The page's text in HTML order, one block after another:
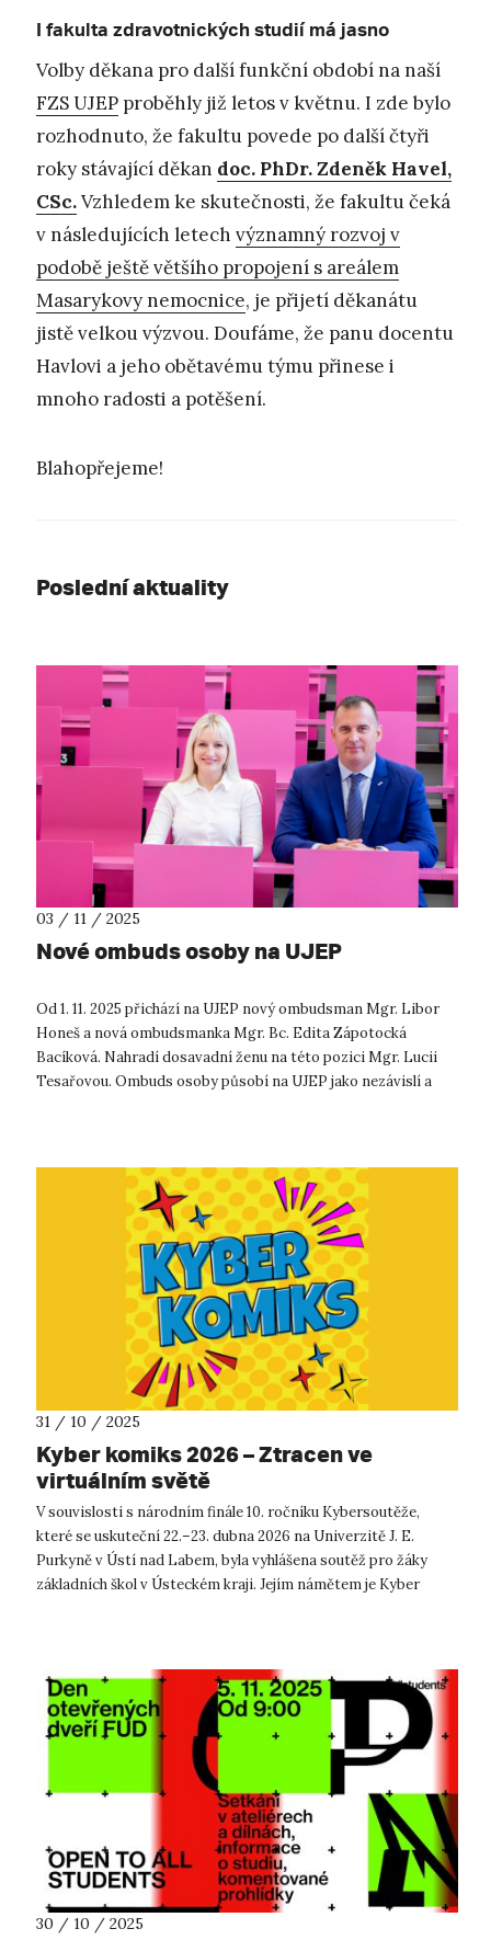
I fakulta zdravotnických studií má jasno
Volby děkana pro další funkční období na naší
FZS UJEP proběhly již letos v květnu. I zde bylo
rozhodnuto, že fakultu povede po další čtyři
roky stávající děkan doc. PhDr. Zdeněk Havel,
CSc.Vzhledem ke skutečnosti, že fakultu čeká
v následujících letech významný rozvoj v
podobě ještě většího propojení s areálem
Masarykovy nemocnice, je přijetí děkanátu
jistě velkou výzvou. Doufáme, že panu docentu
Havlovi a jeho obětavému týmu přinese i
mnoho radosti a potěšení.
Blahopřejeme!
Poslední aktuality
03 / 11 / 2025
Nové ombuds osoby na UJEP
Od 1. 11. 2025 přichází na UJEP nový ombudsman Mgr. Libor
Honeš a nová ombudsmanka Mgr. Bc. Edita Zápotocká
Bacíková. Nahradí dosavadní ženu na této pozici Mgr. Lucii
Tesařovou. Ombuds osoby působí na UJEP jako nezávislí a
31 / 10 / 2025
Kyber komiks 2026 – Ztracen ve
virtuálním světě
V souvislosti s národním finále 10. ročníku Kybersoutěže,
které se uskuteční 22.–23. dubna 2026 na Univerzitě J. E.
Purkyně v Ústí nad Labem, byla vyhlášena soutěž pro žáky
základních škol v Ústeckém kraji. Jejím námětem je Kyber
30 / 10 / 2025